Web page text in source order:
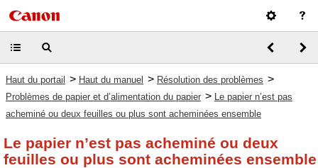
Haut du portail > Haut du manuel > Résolution des problèmes >
Problèmes de papier et d’alimentation du papier > Le papier n’est pas
acheminé ou deux feuilles ou plus sont acheminées ensemble
Le papier n’est pas acheminé ou deux
feuilles ou plus sont acheminées ensemble